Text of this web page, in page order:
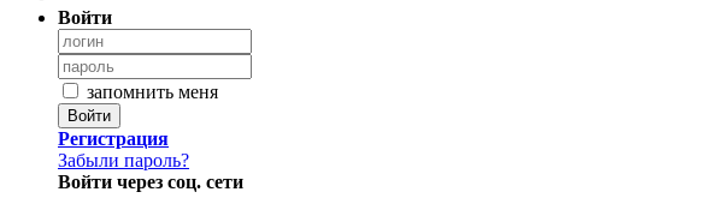
Войти
запомнить меня
Войти
Регистрация
Забыли пароль?
Войти через соц. сети